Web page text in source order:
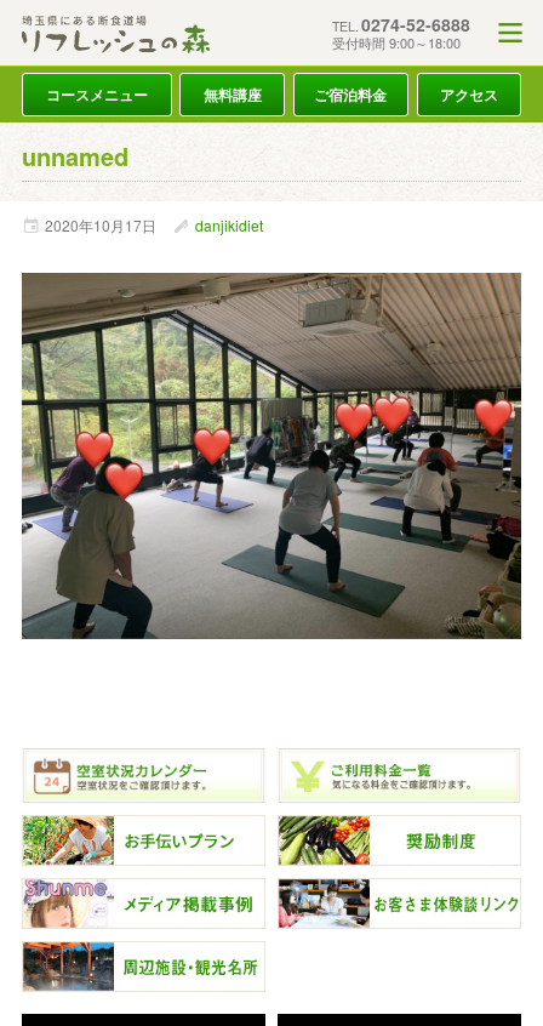
TEL. 0274-52-6888
受付時間 9:00～18:00
コースメニュー 無料講座 ご宿泊料金 アクセス
unnamed
2020年10月17日 danjikidiet